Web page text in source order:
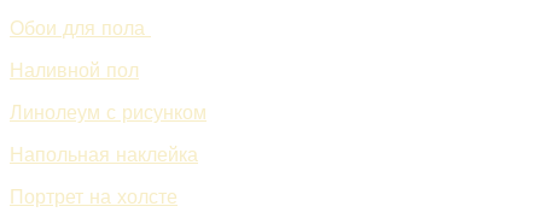
Обои для пола
Наливной пол
Линолеум с рисунком
Напольная наклейка
Портрет на холсте